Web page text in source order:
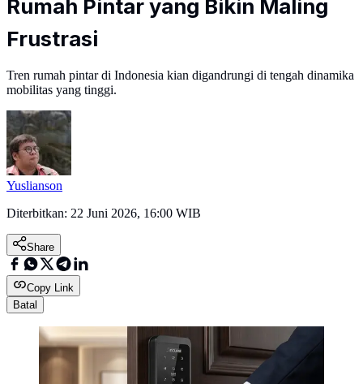
Rumah Pintar yang Bikin Maling
Frustrasi
Tren rumah pintar di Indonesia kian digandrungi di tengah dinamika
mobilitas yang tinggi.
Yuslianson
Diterbitkan: 22 Juni 2026, 16:00 WIB
Share
Copy Link
Batal